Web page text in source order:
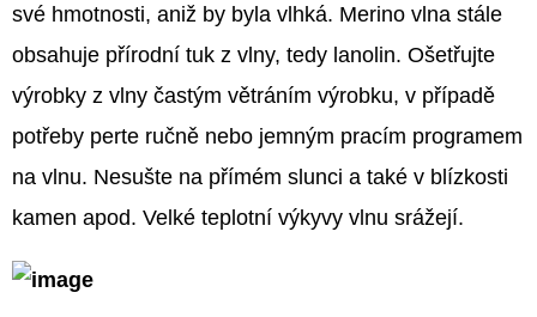
své hmotnosti, aniž by byla vlhká. Merino vlna stále
obsahuje přírodní tuk z vlny, tedy lanolin. Ošetřujte
výrobky z vlny častým větráním výrobku, v případě
potřeby perte ručně nebo jemným pracím programem
na vlnu. Nesušte na přímém slunci a také v blízkosti
kamen apod. Velké teplotní výkyvy vlnu srážejí.